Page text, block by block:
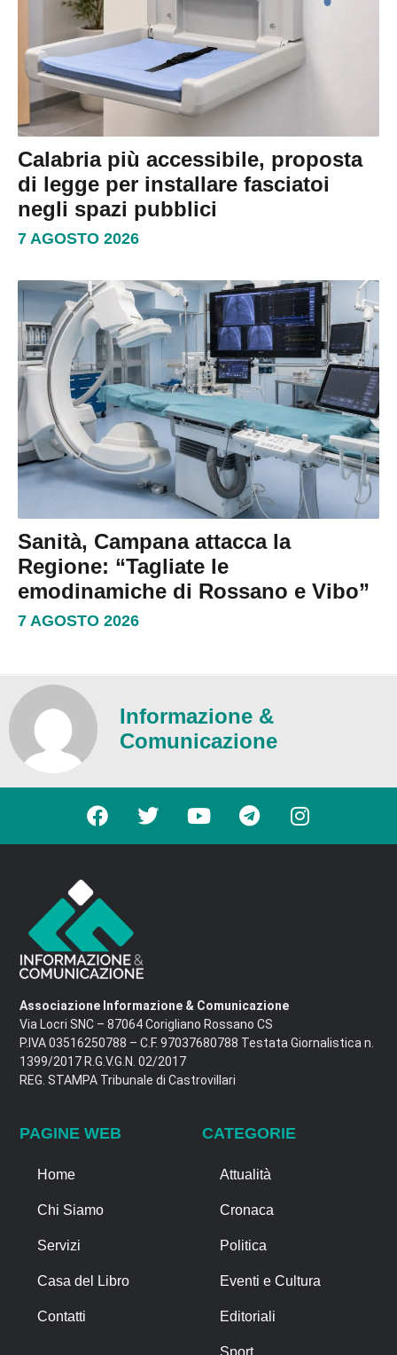
Calabria più accessibile, proposta
di legge per installare fasciatoi
negli spazi pubblici
7 AGOSTO 2026
Sanità, Campana attacca la
Regione: “Tagliate le
emodinamiche di Rossano e Vibo”
7 AGOSTO 2026
Informazione &
Comunicazione
Associazione Informazione & Comunicazione
Via Locri SNC – 87064 Corigliano Rossano CS
P.IVA 03516250788 – C.F. 97037680788 Testata Giornalistica n.
1399/2017 R.G.V.G.N. 02/2017
REG. STAMPA Tribunale di Castrovillari
PAGINE WEB
Home
Chi Siamo
Servizi
Casa del Libro
Contatti
CATEGORIE
Attualità
Cronaca
Politica
Eventi e Cultura
Editoriali
Sport